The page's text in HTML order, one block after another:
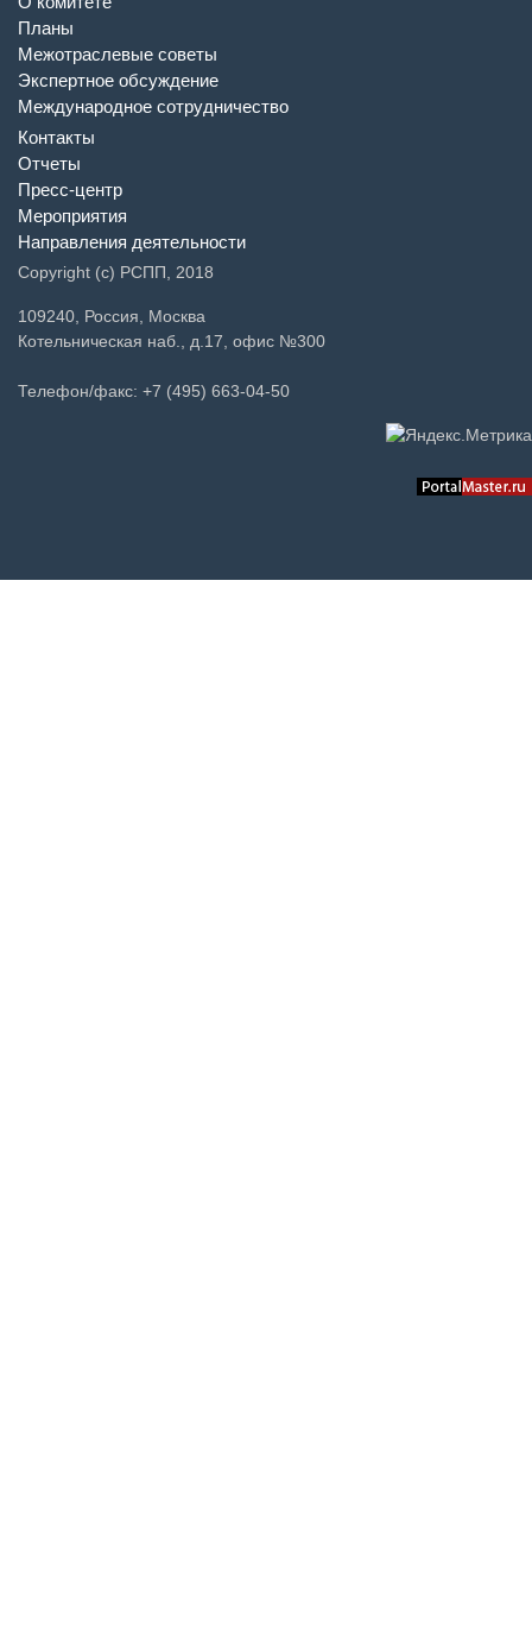
Планы
Межотраслевые советы
Экспертное обсуждение
Международное сотрудничество
Контакты
Отчеты
Пресс-центр
Мероприятия
Направления деятельности
Copyright (c) РСПП, 2018
109240, Россия, Москва
Котельническая наб., д.17, офис №300
Телефон/факс: +7 (495) 663-04-50